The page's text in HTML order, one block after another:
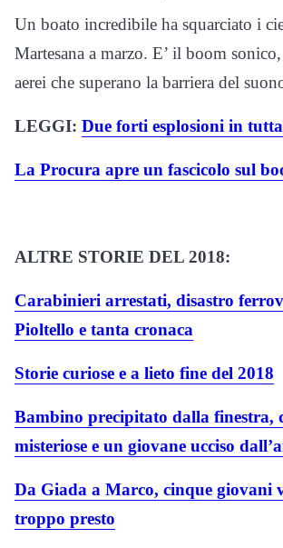
Un boato incredibile ha squarciato i
Martesana a marzo. E’ il boom
aerei che superano la barriera del
LEGGI: Due forti esplosioni in
La Procura apre un fascicolo sul
ALTRE STORIE DEL 2018:
Carabinieri arrestati, disastro
Pioltello e tanta cronaca
Storie curiose e a lieto fine del 2018
Bambino precipitato dalla finestra,
misteriose e un giovane ucciso
Da Giada a Marco, cinque giovani
troppo presto